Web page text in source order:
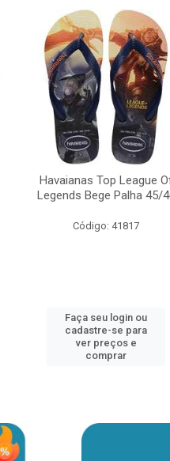
Havaianas Top League
Legends Bege Palha 45/
Código: 41817
Faça seu login ou
cadastre-se para
ver preços e
comprar